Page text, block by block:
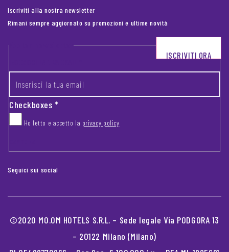
Iscriviti alla nostra newsletter
Rimani sempre aggiornato su promozioni e ultime novità
Footer newsletter
Checkboxes*
Ho letto e accetto la privacy policy
ISCRIVITI ORA
Seguici sui social
©2020 MO.OM HOTELS S.R.L. – Sede legale Via PODGORA 13
– 20122 Milano (Milano)